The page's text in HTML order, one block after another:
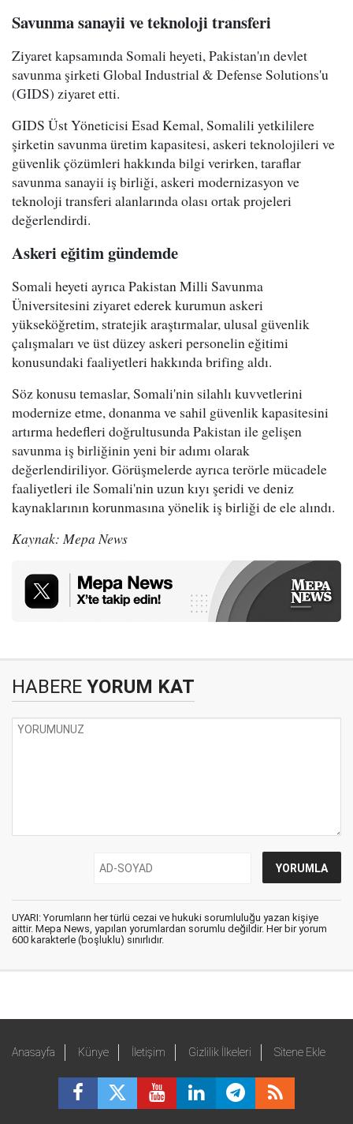
Savunma sanayii ve teknoloji transferi
Ziyaret kapsamında Somali heyeti, Pakistan'ın devlet
savunma şirketi Global Industrial & Defense Solutions'u
(GIDS) ziyaret etti.
GIDS Üst Yöneticisi Esad Kemal, Somalili yetkililere
şirketin savunma üretim kapasitesi, askeri teknolojileri ve
güvenlik çözümleri hakkında bilgi verirken, taraflar
savunma sanayii iş birliği, askeri modernizasyon ve
teknoloji transferi alanlarında olası ortak projeleri
değerlendirdi.
Askeri eğitim gündemde
Somali heyeti ayrıca Pakistan Milli Savunma
Üniversitesini ziyaret ederek kurumun askeri
yükseköğretim, stratejik araştırmalar, ulusal güvenlik
çalışmaları ve üst düzey askeri personelin eğitimi
konusundaki faaliyetleri hakkında brifing aldı.
Söz konusu temaslar, Somali'nin silahlı kuvvetlerini
modernize etme, donanma ve sahil güvenlik kapasitesini
artırma hedefleri doğrultusunda Pakistan ile gelişen
savunma iş birliğinin yeni bir adımı olarak
değerlendiriliyor. Görüşmelerde ayrıca terörle mücadele
faaliyetleri ile Somali'nin uzun kıyı şeridi ve deniz
kaynaklarının korunmasına yönelik iş birliği de ele alındı.
Kaynak: Mepa News
HABERE YORUM KAT
UYARI: Yorumların her türlü cezai ve hukuki sorumluluğu yazan kişiye
aittir. Mepa News, yapılan yorumlardan sorumlu değildir. Her bir yorum
600 karakterle (boşluklu) sınırlıdır.
Anasayfa Künye İletişim Gizlilik İlkeleri Sitene Ekle